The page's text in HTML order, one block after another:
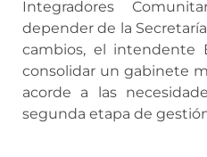
Integradores
depender de la
cambios, el intendente
consolidar un gabinete
acorde a las
segunda etapa de